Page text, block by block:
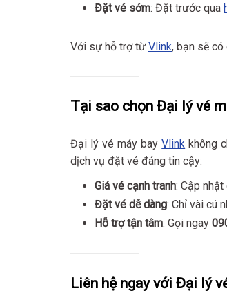
Đặt vé sớm: Đặt trước qua
Với sự hỗ trợ từ Vlink, bạn sẽ có
Tại sao chọn Đại lý vé
Đại lý vé máy bayVlink không
dịch vụ đặt vé đáng tin cậy:
Giá vé cạnh tranh: Cập
Đặt vé dễ dàng: Chỉ vài cú
Hỗ trợ tận tâm: Gọi ngay
Liên hệ ngay với Đại lý